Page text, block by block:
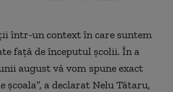
într-un context în care suntem
față de începutul școlii. În a
august vă vom spune exact
școala”, a declarat Nelu Tătaru,